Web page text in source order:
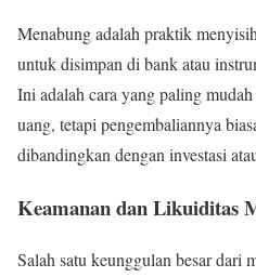
Menabung adalah praktik
untuk disimpan di bank atau
Ini adalah cara yang paling
uang, tetapi pengembaliannya
dibandingkan dengan investasi
Keamanan dan Likuiditas
Salah satu keunggulan besar dari